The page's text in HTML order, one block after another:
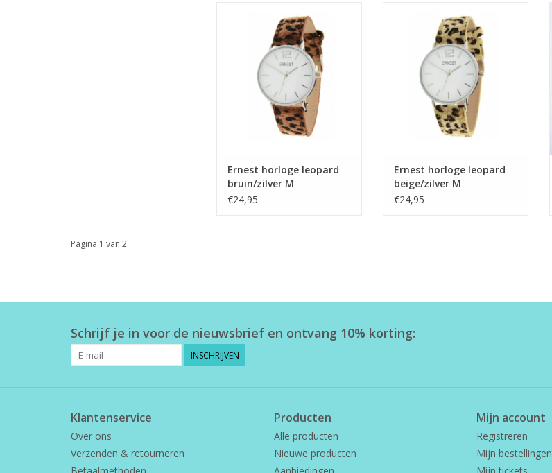
bruin/zilver M
TOEVOEGEN AAN WINKELWAGEN
Ernest horloge leopard
bruin/zilver M
€24,95
beige/zilver M
TOEVOEGEN AAN WINKELWAGEN
Ernest horloge leopard
beige/zilver M
€24,95
Pagina 1 van 2
Schrijf je in voor de nieuwsbrief en ontvang 10% korting:
INSCHRIJVEN
Klantenservice
Over ons
Verzenden & retourneren
Betaalmethoden
Producten
Alle producten
Nieuwe producten
Aanbiedingen
Mijn account
Registreren
Mijn bestellingen
Mijn tickets